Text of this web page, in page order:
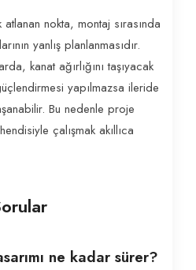
nokta, montaj sırasında
yanlış planlanmasıdır.
kanat ağırlığını taşıyacak
yapılmazsa ileride
Bu nedenle proje
çalışmak akıllıca
ne kadar sürer?